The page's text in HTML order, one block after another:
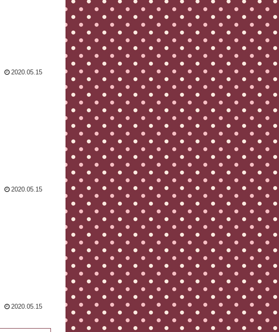
2020.05.15
2020.05.15
2020.05.15